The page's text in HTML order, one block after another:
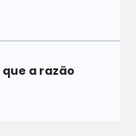
a razão